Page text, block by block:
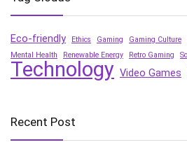
Eco-friendly Ethics Gaming Gaming Culture
Mental Health
Renewable Energy Retro Gaming
Technology Video Games
Recent Post